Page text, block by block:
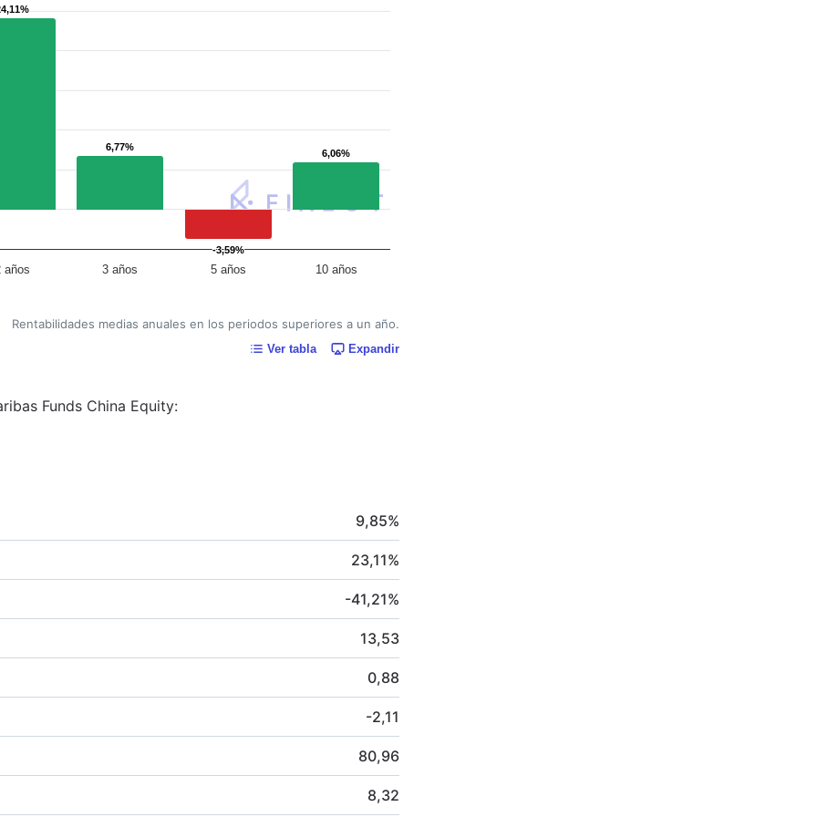
6,77%
6,77%
-3,59%
-3,59%
6,06%
6,06%
años 3 años 5 años 10 años
Rentabilidades medias anuales en los periodos superiores a un año.
Ver tabla Expandir
Funds China Equity:
9,85%
23,11%
-41,21%
13,53
0,88
-2,11
80,96
8,32